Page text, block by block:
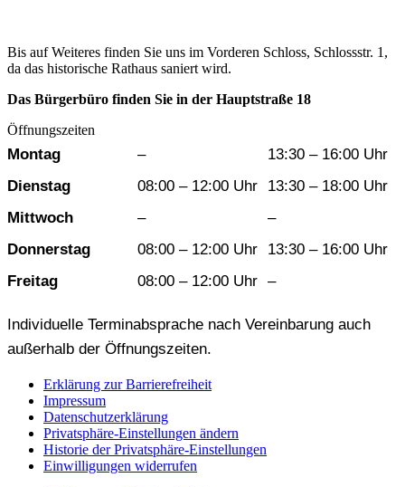
Bis auf Weiteres finden Sie uns im Vorderen Schloss, Schlossstr. 1,
da das historische Rathaus saniert wird.
Das Bürgerbüro finden Sie in der Hauptstraße 18
Öffnungszeiten
Wochentag Vormittag
Montag –
13:30 – 16:00 Uhr
Dienstag
08:00 – 12:00 Uhr
13:30 – 18:00 Uhr
Mittwoch
–
–
Donnerstag
08:00 – 12:00 Uhr
13:30 – 16:00 Uhr
Freitag
08:00 – 12:00 Uhr –
Individuelle Terminabsprache nach Vereinbarung auch
außerhalb der Öffnungszeiten.
Erklärung zur Barrierefreiheit
Impressum
Datenschutzerklärung
Privatsphäre-Einstellungen ändern
Historie der Privatsphäre-Einstellungen
Einwilligungen widerrufen